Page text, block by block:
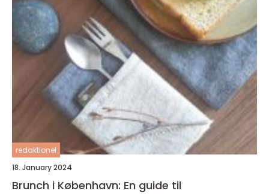
redaktionel
18. January 2024
Brunch i København: En guide til